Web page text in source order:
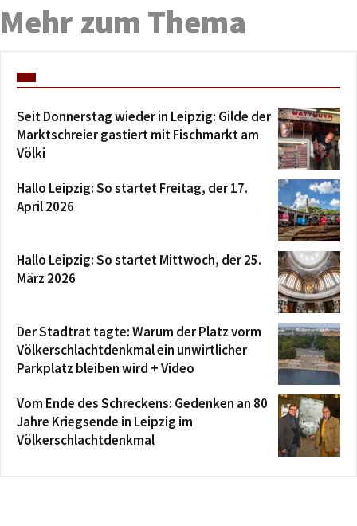
Mehr zum Thema
Seit Donnerstag wieder in Leipzig: Gilde der
Marktschreier gastiert mit Fischmarkt am
Völki
Hallo Leipzig: So startet Freitag, der 17.
April 2026
Hallo Leipzig: So startet Mittwoch, der 25.
März 2026
Der Stadtrat tagte: Warum der Platz vorm
Völkerschlachtdenkmal ein unwirtlicher
Parkplatz bleiben wird + Video
Vom Ende des Schreckens: Gedenken an 80
Jahre Kriegsende in Leipzig im
Völkerschlachtdenkmal